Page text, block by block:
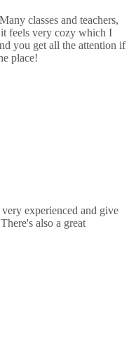
classes and teachers,
it feels very cozy which I
you get all the attention if
place!
experienced and give
also a great